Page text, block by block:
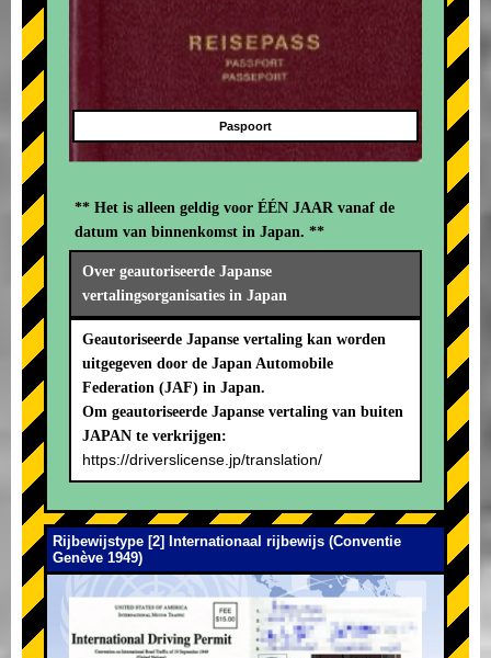
Paspoort
** Het is alleen geldig voor ÉÉN JAAR vanaf de
datum van binnenkomst in Japan. **
Over geautoriseerde Japanse
vertalingsorganisaties in Japan
Geautoriseerde Japanse vertaling kan worden
uitgegeven door de Japan Automobile
Federation (JAF) in Japan.
Om geautoriseerde Japanse vertaling van buiten
JAPAN te verkrijgen:
https://driverslicense.jp/translation/
Rijbewijstype [2] Internationaal rijbewijs (Conventie
Genève 1949)